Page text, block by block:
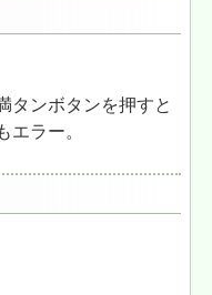
タンボタンを押すと
エラー。